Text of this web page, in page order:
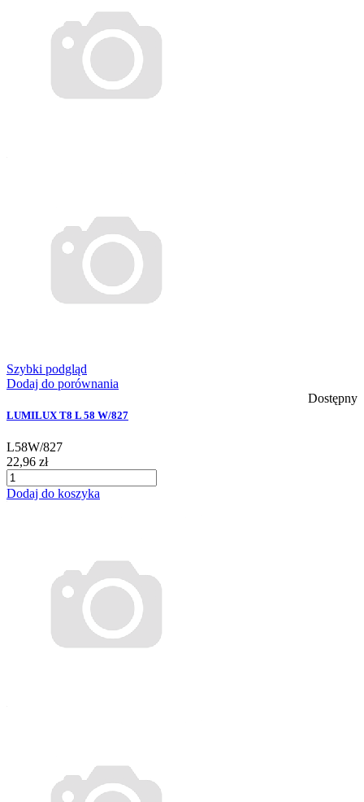
Szybki podgląd
Dodaj do porównania
Dostępny
LUMILUX T8 L 58 W/827
L58W/827
22,96 zł
Dodaj do koszyka